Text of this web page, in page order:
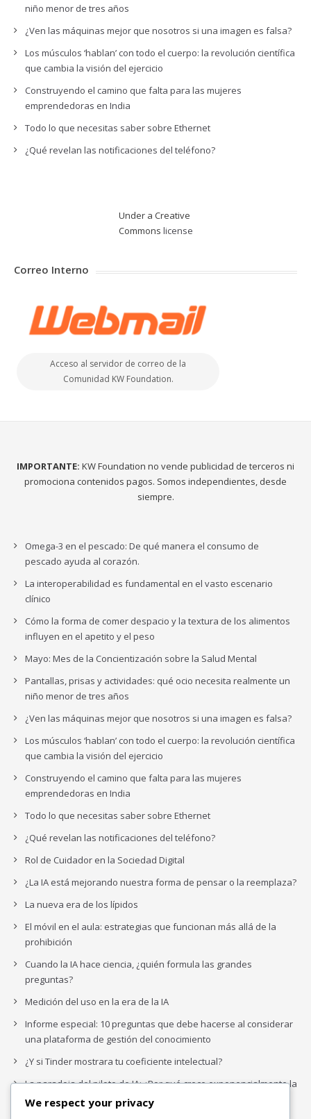
niño menor de tres años
¿Ven las máquinas mejor que nosotros si una imagen es falsa?
Los músculos ‘hablan’ con todo el cuerpo: la revolución científica
que cambia la visión del ejercicio
Construyendo el camino que falta para las mujeres
emprendedoras en India
Todo lo que necesitas saber sobre Ethernet
¿Qué revelan las notificaciones del teléfono?
Under a Creative
Commons license
Correo Interno
Acceso al servidor de correo de la
Comunidad KW Foundation.
IMPORTANTE: KW Foundation no vende publicidad de terceros ni
promociona contenidos pagos. Somos independientes, desde
siempre.
Omega-3 en el pescado: De qué manera el consumo de
pescado ayuda al corazón.
La interoperabilidad es fundamental en el vasto escenario
clínico
Cómo la forma de comer despacio y la textura de los alimentos
influyen en el apetito y el peso
Mayo: Mes de la Concientización sobre la Salud Mental
Pantallas, prisas y actividades: qué ocio necesita realmente un
niño menor de tres años
¿Ven las máquinas mejor que nosotros si una imagen es falsa?
Los músculos ‘hablan’ con todo el cuerpo: la revolución científica
que cambia la visión del ejercicio
Construyendo el camino que falta para las mujeres
emprendedoras en India
Todo lo que necesitas saber sobre Ethernet
¿Qué revelan las notificaciones del teléfono?
Rol de Cuidador en la Sociedad Digital
¿La IA está mejorando nuestra forma de pensar o la reemplaza?
La nueva era de los lípidos
El móvil en el aula: estrategias que funcionan más allá de la
prohibición
Cuando la IA hace ciencia, ¿quién formula las grandes
preguntas?
Medición del uso en la era de la IA
Informe especial: 10 preguntas que debe hacerse al considerar
una plataforma de gestión del conocimiento
¿Y si Tinder mostrara tu coeficiente intelectual?
La paradoja del piloto de IA: ¿Por qué crece exponencialmente la
complejidad de la IA empresarial?
We respect your privacy